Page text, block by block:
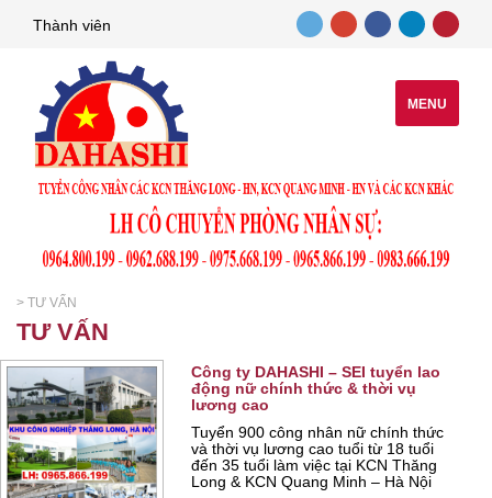
Thành viên
MENU
> TƯ VẤN
TƯ VẤN
Công ty DAHASHI – SEI tuyển lao
động nữ chính thức & thời vụ
lương cao
Tuyển 900 công nhân nữ chính thức
và thời vụ lương cao tuổi từ 18 tuổi
đến 35 tuổi làm việc tại KCN Thăng
Long & KCN Quang Minh – Hà Nội